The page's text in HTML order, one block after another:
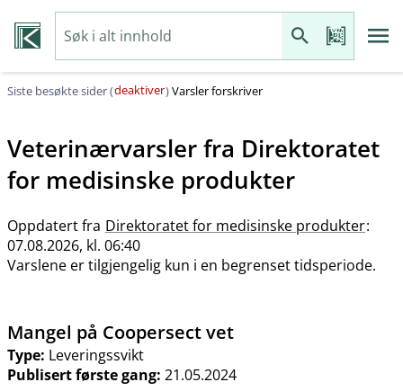
Siste besøkte sider (deaktiver)Varsler forskriver
Veterinærvarsler fra Direktoratet
for medisinske produkter
Oppdatert fra Direktoratet for medisinske produkter:
07.08.2026, kl. 06:40
Varslene er tilgjengelig kun i en begrenset tidsperiode.
Mangel på Coopersect vet
Type: Leveringssvikt
Publisert første gang: 21.05.2024